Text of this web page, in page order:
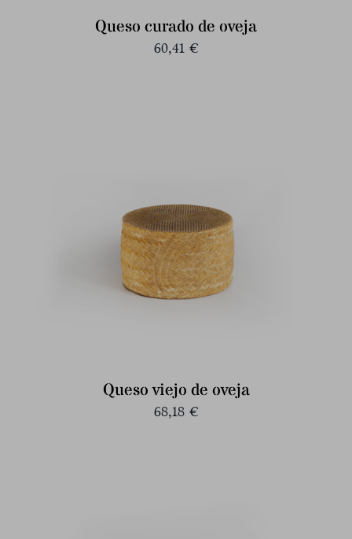
Queso curado de oveja
60,41 €
Queso viejo de oveja
68,18 €